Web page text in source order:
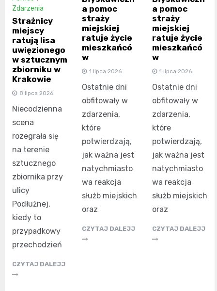
Zdarzenia
Strażnicy
miejscy
ratują lisa
uwięzionego
w sztucznym
zbiorniku w
Krakowie
8 lipca 2026
Niecodzienna
scena
rozegrała się
na terenie
sztucznego
zbiornika przy
ulicy
Podłużnej,
kiedy to
przypadkowy
przechodzień
CZYTAJ DALEJJ
a pomoc
straży
miejskiej
ratuje życie
mieszkańcó
w
1 lipca 2026
Ostatnie dni
obfitowały w
zdarzenia,
które
potwierdzają,
jak ważna jest
natychmiasto
wa reakcja
służb miejskich
oraz
CZYTAJ DALEJJ
a pomoc
straży
miejskiej
ratuje życie
mieszkańcó
w
1 lipca 2026
Ostatnie dni
obfitowały w
zdarzenia,
które
potwierdzają,
jak ważna jest
natychmiasto
wa reakcja
służb miejskich
oraz
CZYTAJ DALEJJ